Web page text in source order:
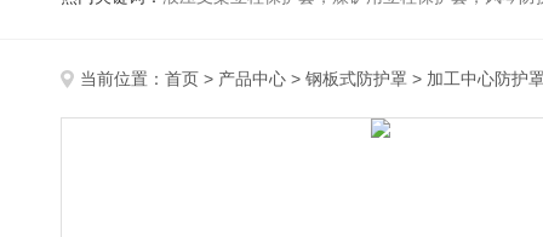
当前位置： 首页 > 产品中心 > 钢板式防护罩 > 加工中心防护